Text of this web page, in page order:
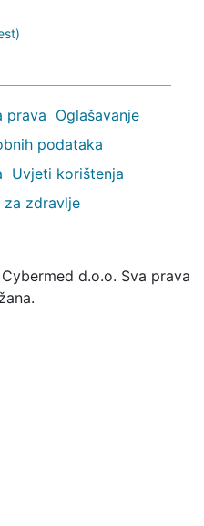
prava Oglašavanje
podataka
Uvjeti korištenja
za zdravlje
Cybermed d.o.o. Sva prava